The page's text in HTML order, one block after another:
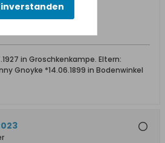
in Groschkenkampe. Eltern:
Gnoyke *14.06.1899 in Bodenwinkel